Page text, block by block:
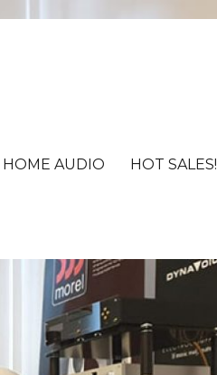
HOME AUDIO HOT SALES!